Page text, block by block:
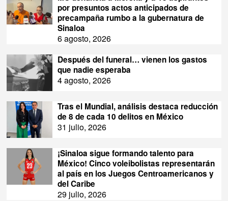
por presuntos actos anticipados de
precampaña rumbo a la gubernatura de
Sinaloa
6 agosto, 2026
Después del funeral… vienen los gastos
que nadie esperaba
4 agosto, 2026
Tras el Mundial, análisis destaca reducción
de 8 de cada 10 delitos en México
31 julio, 2026
¡Sinaloa sigue formando talento para
México! Cinco voleibolistas representarán
al país en los Juegos Centroamericanos y
del Caribe
29 julio, 2026